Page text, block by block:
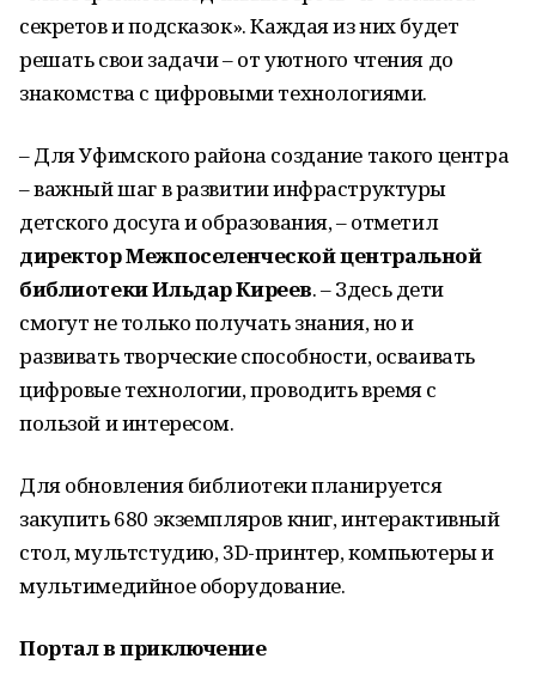
секретов и подсказок». Каждая из них будет
решать свои задачи – от уютного чтения до
знакомства с цифровыми технологиями.
– Для Уфимского района создание такого центра
– важный шаг в развитии инфраструктуры
детского досуга и образования, – отметил
директор Межпоселенческой центральной
библиотеки Ильдар Киреев. – Здесь дети
смогут не только получать знания, но и
развивать творческие способности, осваивать
цифровые технологии, проводить время с
пользой и интересом.
Для обновления библиотеки планируется
закупить 680 экземпляров книг, интерактивный
стол, мультстудию, 3D-принтер, компьютеры и
мультимедийное оборудование.
Портал в приключение